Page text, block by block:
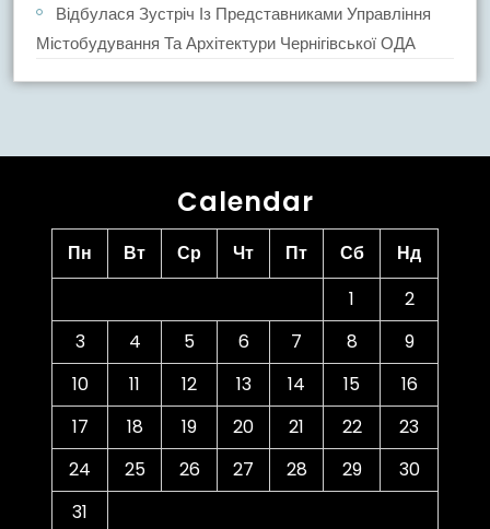
Відбулася Зустріч Із Представниками Управління
Містобудування Та Архітектури Чернігівської ОДА
Calendar
Пн Вт Ср Чт Пт Сб
Нд
1
2
3
4 5 6 7 8
9
10
11 12 13 14 15
16
17
18 19 20 21 22
23
24
25 26 27 28 29
30
31